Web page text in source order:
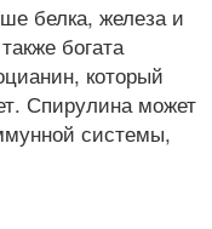
белка, железа и
богата
который
Спирулина может
системы,